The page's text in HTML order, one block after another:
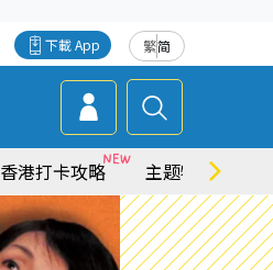
繁简
下載 App
香港打卡攻略 主题特集